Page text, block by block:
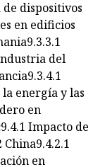
dispositivos
en edificios
del
energía y las
en
Impacto de
en